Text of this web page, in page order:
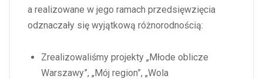
a realizowane w jego ramach przedsięwzięcia
odznaczały się wyjątkową różnorodnością:
Zrealizowaliśmy projekty „Młode oblicze
Warszawy”, „Mój region”, „Wola